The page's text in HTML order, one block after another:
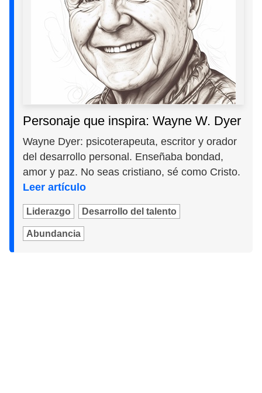
Personaje que inspira: Wayne W. Dyer
Wayne Dyer: psicoterapeuta, escritor y orador
del desarrollo personal. Enseñaba bondad,
amor y paz. No seas cristiano, sé como Cristo.
Leer artículo
Liderazgo Desarrollo del talento
Abundancia